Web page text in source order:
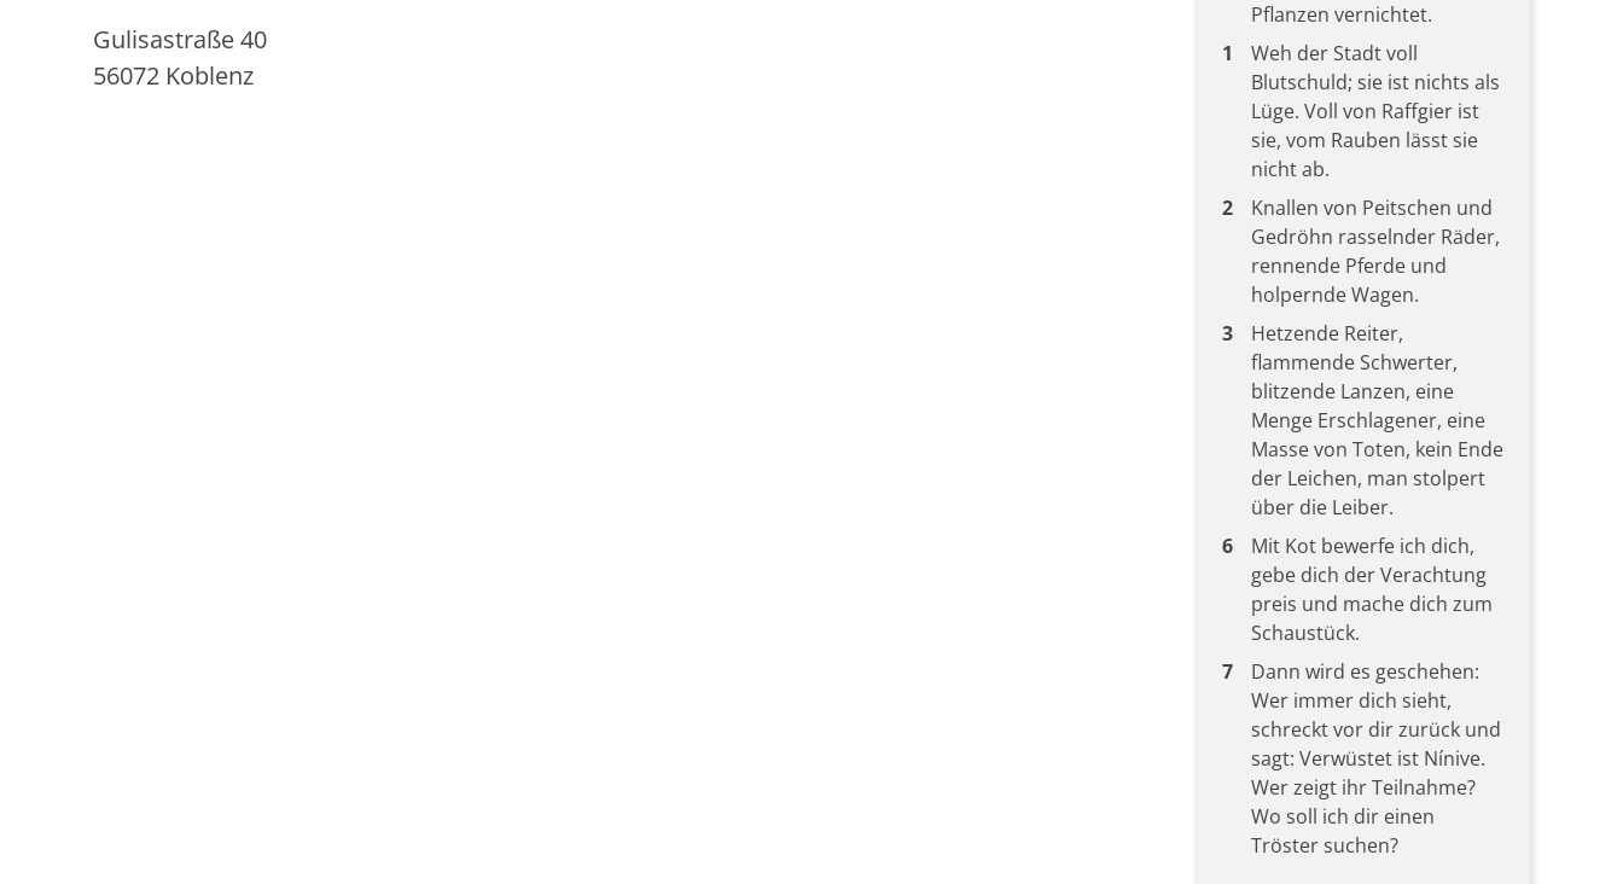
Gulisastraße 40
56072 Koblenz
Pflanzen vernichtet.
1
Weh der Stadt voll
Blutschuld; sie ist nichts als
Lüge. Voll von Raffgier ist
sie, vom Rauben lässt sie
nicht ab.
2
Knallen von Peitschen und
Gedröhn rasselnder Räder,
rennende Pferde und
holpernde Wagen.
3
Hetzende Reiter,
flammende Schwerter,
blitzende Lanzen, eine
Menge Erschlagener, eine
Masse von Toten, kein Ende
der Leichen, man stolpert
über die Leiber.
6
Mit Kot bewerfe ich dich,
gebe dich der Verachtung
preis und mache dich zum
Schaustück.
7
Dann wird es geschehen:
Wer immer dich sieht,
schreckt vor dir zurück und
sagt: Verwüstet ist Nínive.
Wer zeigt ihr Teilnahme?
Wo soll ich dir einen
Tröster suchen?